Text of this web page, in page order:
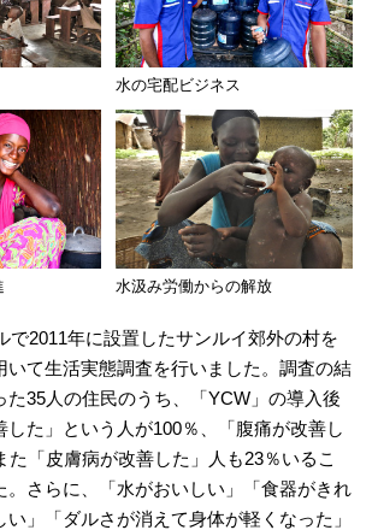
水の宅配ビジネス
水汲み労働からの解放
で2011年に設置したサンルイ郊外の村を
いて生活実態調査を行いました。調査の結
た35人の住民のうち、「YCW」の導入後
した」という人が100％、「腹痛が改善し
た「皮膚病が改善した」人も23％いるこ
。さらに、「水がおいしい」「食器がきれ
」「ダルさが消えて身体が軽くなった」